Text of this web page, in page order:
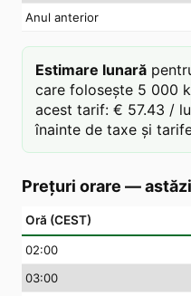
Anul anterior
Estimare lunară
care folosește 5 000
acest tarif: € 57.43 /
înainte de taxe și
Prețuri orare — astăzi
Oră (CEST)
02:00
03:00